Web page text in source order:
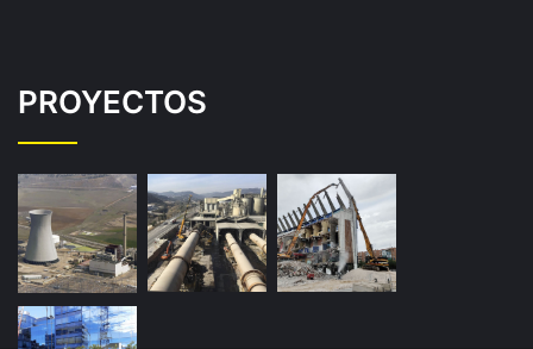
PROYECTOS